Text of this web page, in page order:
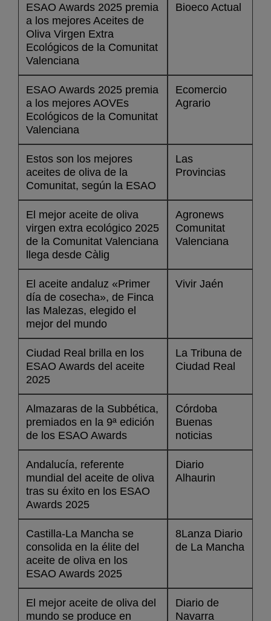
ESAO Awards 2025 premia
a los mejores Aceites de
Oliva Virgen Extra
Ecológicos de la Comunitat
Valenciana
Bioeco Actual
ESAO Awards 2025 premia
a los mejores AOVEs
Ecológicos de la Comunitat
Valenciana
Ecomercio
Agrario
Estos son los mejores
aceites de oliva de la
Comunitat, según la ESAO
Las
Provincias
El mejor aceite de oliva
virgen extra ecológico 2025
de la Comunitat Valenciana
llega desde Càlig
Agronews
Comunitat
Valenciana
El aceite andaluz «Primer
día de cosecha», de Finca
las Malezas, elegido el
mejor del mundo
Vivir Jaén
Ciudad Real brilla en los
ESAO Awards del aceite
2025
La Tribuna de
Ciudad Real
Almazaras de la Subbética,
premiados en la 9ª edición
de los ESAO Awards
Córdoba
Buenas
noticias
Andalucía, referente
mundial del aceite de oliva
tras su éxito en los ESAO
Awards 2025
Diario
Alhaurin
Castilla-La Mancha se
consolida en la élite del
aceite de oliva en los
ESAO Awards 2025
8Lanza Diario
de La Mancha
El mejor aceite de oliva del
mundo se produce en
Diario de
Navarra